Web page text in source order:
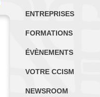
ENTREPRISES
FORMATIONS
ÉVÈNEMENTS
VOTRE CCISM
NEWSROOM